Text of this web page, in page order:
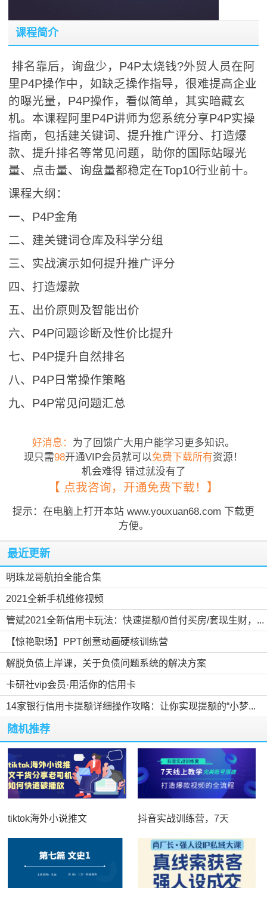
课程简介
排名靠后，询盘少，P4P太烧钱?外贸人员在阿
里P4P操作中，如缺乏操作指导，很难提高企业
的曝光量，P4P操作，看似简单，其实暗藏玄
机。本课程阿里P4P讲师为您系统分享P4P实操
指南，包括建关键词、提升推广评分、打造爆
款、提升排名等常见问题，助你的国际站曝光
量、点击量、询盘量都稳定在Top10行业前十。
课程大纲：
一、P4P金角
二、建关键词仓库及科学分组
三、实战演示如何提升推广评分
四、打造爆款
五、出价原则及智能出价
六、P4P问题诊断及性价比提升
七、P4P提升自然排名
八、P4P日常操作策略
九、P4P常见问题汇总
好消息： 为了回馈广大用户能学习更多知识。
现只需98开通VIP会员就可以免费下载所有资源！
机会难得 错过就没有了
【 点我咨询，开通免费下载！】
提示：在电脑上打开本站 www.youxuan68.com 下载更
方便。
最近更新
明珠龙哥航拍全能合集
2021全新手机维修视频
管斌2021全新信用卡玩法：快速提额/0首付买房/套现生财，...
【惊艳职场】PPT创意动画硬核训练营
解脱负债上岸课，关于负债问题系统的解决方案
卡研社vip会员·用活你的信用卡
14家银行信用卡提额详细操作攻略：让你实现提额的“小梦...
随机推荐
tiktok海外小说推文 抖音实战训练营，7天